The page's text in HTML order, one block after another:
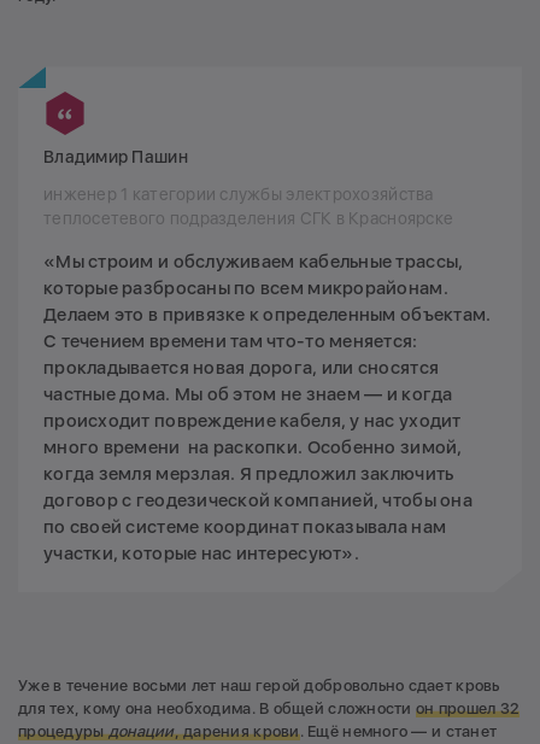
Владимир Пашин
инженер 1 категории службы электрохозяйства
теплосетевого подразделения СГК в Красноярске
«Мы строим и обслуживаем кабельные трассы,
которые разбросаны по всем микрорайонам.
Делаем это в привязке к определенным объектам.
С течением времени там что-то меняется:
прокладывается новая дорога, или сносятся
частные дома. Мы об этом не знаем — и когда
происходит повреждение кабеля, у нас уходит
много времени на раскопки. Особенно зимой,
когда земля мерзлая. Я предложил заключить
договор с геодезической компанией, чтобы она
по своей системе координат показывала нам
участки, которые нас интересуют».
Уже в течение восьми лет наш герой добровольно сдает кровь
для тех, кому она необходима. В общей сложности он прошел 32
процедурыдонации, дарения крови. Ещё немного — и станет